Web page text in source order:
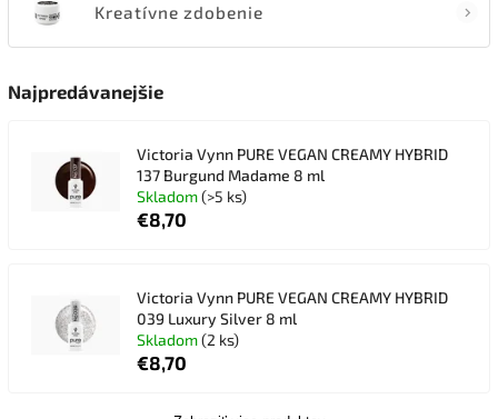
Kreatívne zdobenie
Najpredávanejšie
Victoria Vynn PURE VEGAN CREAMY HYBRID
137 Burgund Madame 8 ml
Skladom(>5 ks)
€8,70
Victoria Vynn PURE VEGAN CREAMY HYBRID
039 Luxury Silver 8 ml
Skladom(2 ks)
€8,70